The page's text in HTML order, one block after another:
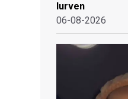
lurven
06-08-2026